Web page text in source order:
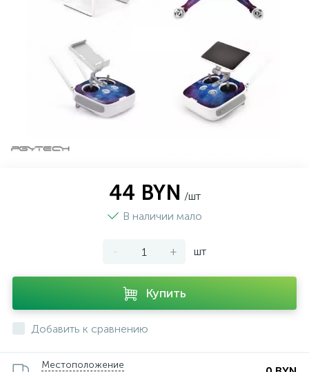
44 BYN /шт
В наличии мало
- + шт
Купить
Добавить к сравнению
Местоположение